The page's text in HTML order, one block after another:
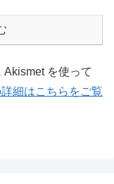
を使って
細はこちらをご覧